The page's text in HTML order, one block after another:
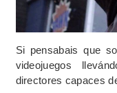
Si pensabais que
videojuegos
directores capaces